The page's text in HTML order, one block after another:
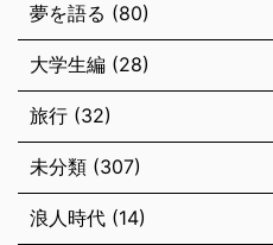
夢を語る (80)
大学生編 (28)
旅行 (32)
未分類 (307)
浪人時代 (14)